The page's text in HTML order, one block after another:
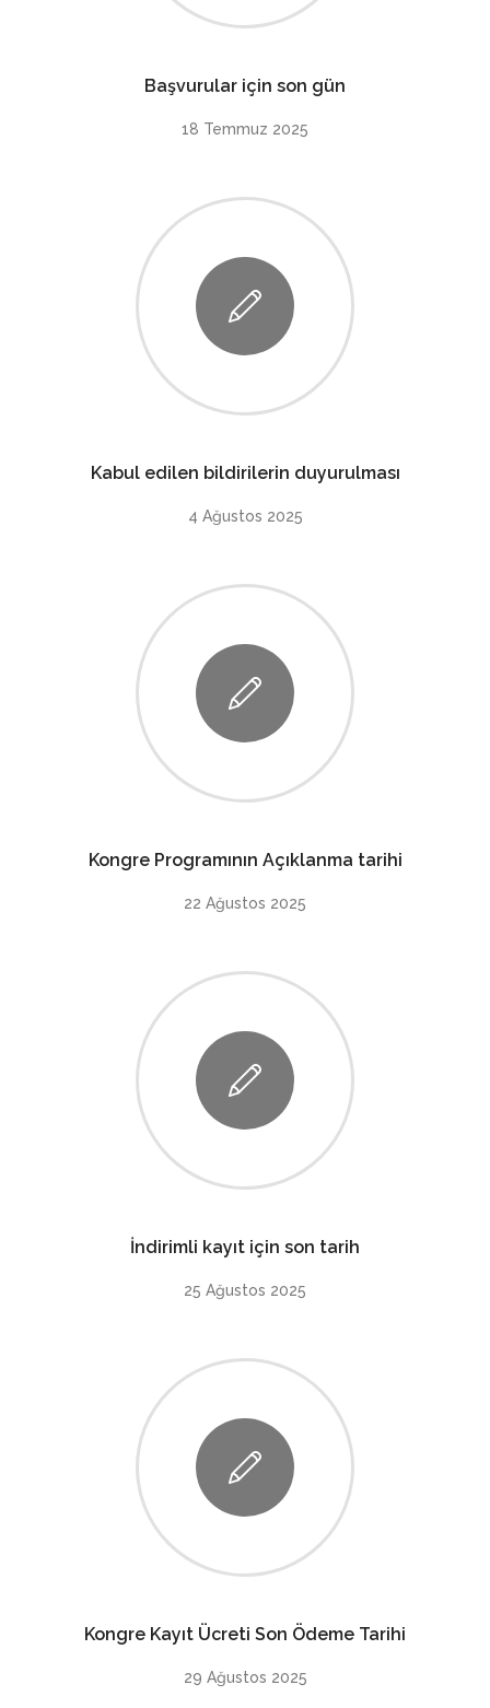
Başvurular için son gün
18 Temmuz 2025
Kabul edilen bildirilerin duyurulması
4 Ağustos 2025
Kongre Programının Açıklanma tarihi
22 Ağustos 2025
İndirimli kayıt için son tarih
25 Ağustos 2025
Kongre Kayıt Ücreti Son Ödeme Tarihi
29 Ağustos 2025